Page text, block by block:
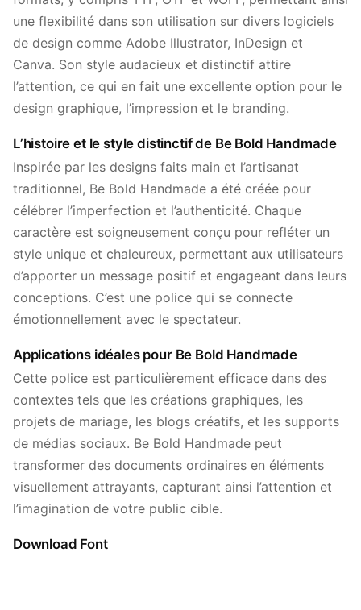
une flexibilité dans son utilisation sur divers logiciels
de design comme Adobe Illustrator, InDesign et
Canva. Son style audacieux et distinctif attire
l’attention, ce qui en fait une excellente option pour le
design graphique, l’impression et le branding.
L’histoire et le style distinctif de Be Bold Handmade
Inspirée par les designs faits main et l’artisanat
traditionnel, Be Bold Handmade a été créée pour
célébrer l’imperfection et l’authenticité. Chaque
caractère est soigneusement conçu pour refléter un
style unique et chaleureux, permettant aux utilisateurs
d’apporter un message positif et engageant dans leurs
conceptions. C’est une police qui se connecte
émotionnellement avec le spectateur.
Applications idéales pour Be Bold Handmade
Cette police est particulièrement efficace dans des
contextes tels que les créations graphiques, les
projets de mariage, les blogs créatifs, et les supports
de médias sociaux. Be Bold Handmade peut
transformer des documents ordinaires en éléments
visuellement attrayants, capturant ainsi l’attention et
l’imagination de votre public cible.
Download Font